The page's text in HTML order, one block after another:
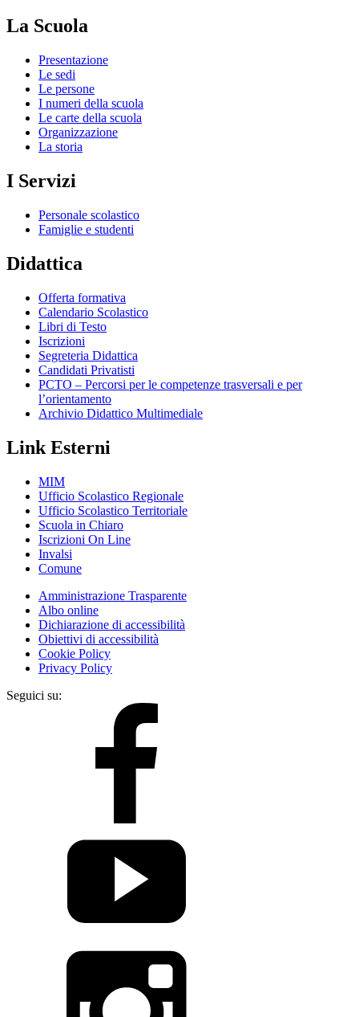
La Scuola
Presentazione
Le sedi
Le persone
I numeri della scuola
Le carte della scuola
Organizzazione
La storia
I Servizi
Personale scolastico
Famiglie e studenti
Didattica
Offerta formativa
Calendario Scolastico
Libri di Testo
Iscrizioni
Segreteria Didattica
Candidati Privatisti
PCTO – Percorsi per le competenze trasversali e per
l’orientamento
Archivio Didattico Multimediale
Link Esterni
MIM
Ufficio Scolastico Regionale
Ufficio Scolastico Territoriale
Scuola in Chiaro
Iscrizioni On Line
Invalsi
Comune
Amministrazione Trasparente
Albo online
Dichiarazione di accessibilità
Obiettivi di accessibilità
Cookie Policy
Privacy Policy
Seguici su: